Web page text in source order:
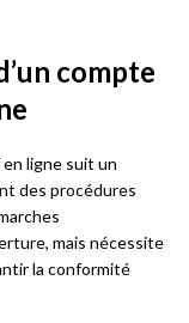
compte
en ligne suit un
des procédures
mais nécessite
la conformité